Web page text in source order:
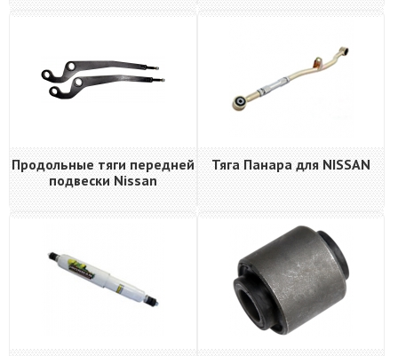
Продольные тяги передней
подвески Nissan
Тяга Панара для NISSAN